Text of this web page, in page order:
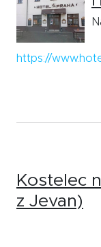
https://
Kostelec
z Jevan)